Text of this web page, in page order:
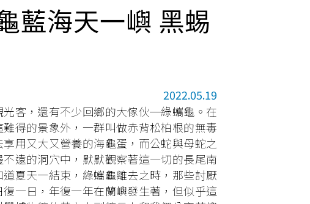
藍海天一嶼 黑蜴
2022.05.19
光客，還有不少回鄉的大傢伙─綠蠵龜。在
得的景象外，一群叫做赤背松柏根的無毒
用又大又營養的海龜蛋，而公蛇與母蛇之
遠的洞穴中，默默觀察著這一切的長尾南
夏天一結束，綠蠵龜離去之時，那些討厭
一日，年復一年在蘭嶼發生著，但似乎這